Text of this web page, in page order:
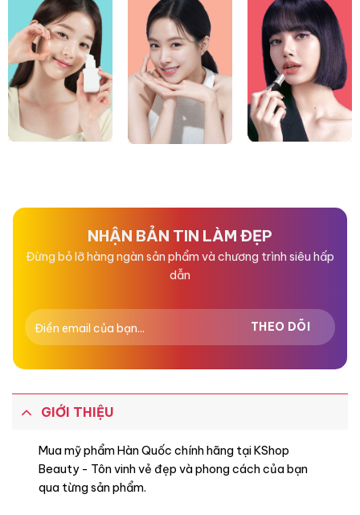
NHẬN BẢN TIN LÀM ĐẸP
Đừng bỏ lỡ hàng ngàn sản phẩm và chương trình siêu hấp
dẫn
GIỚI THIỆU
Mua mỹ phẩm Hàn Quốc chính hãng tại KShop
Beauty - Tôn vinh vẻ đẹp và phong cách của bạn
qua từng sản phẩm.